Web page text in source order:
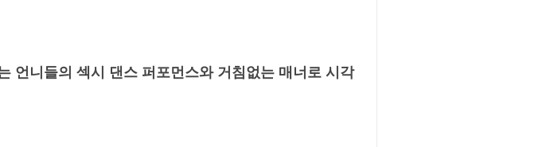
언니들의 섹시 댄스 퍼포먼스와 거침없는 매너로 시각